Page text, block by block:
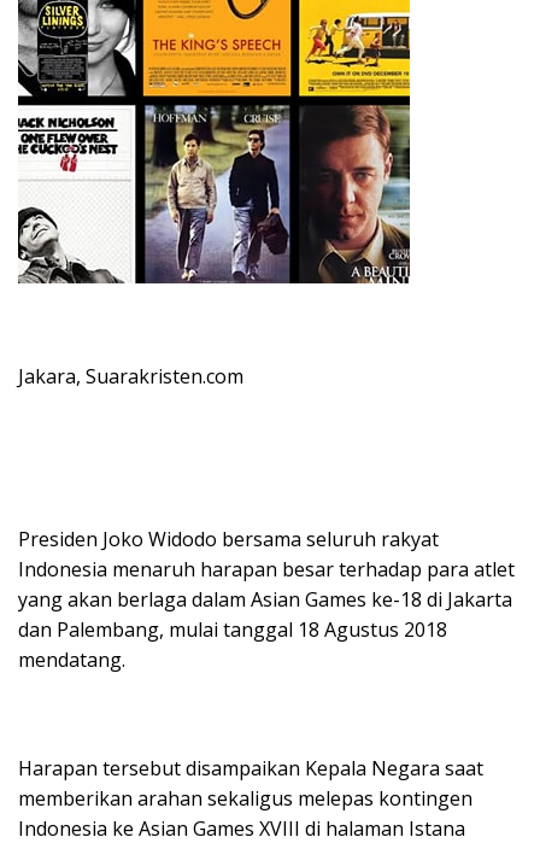
Jakara, Suarakristen.com
Presiden Joko Widodo bersama seluruh rakyat
Indonesia menaruh harapan besar terhadap para atlet
yang akan berlaga dalam Asian Games ke-18 di Jakarta
dan Palembang, mulai tanggal 18 Agustus 2018
mendatang.
Harapan tersebut disampaikan Kepala Negara saat
memberikan arahan sekaligus melepas kontingen
Indonesia ke Asian Games XVIII di halaman Istana